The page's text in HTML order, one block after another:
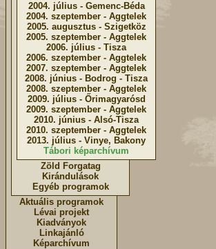
Aktuális programok
Lévai projekt
Kiadványok
Linkajánló
Képarchívum
Zöld Forgatag
Kirándulások
Egyéb programok
2004. július - Gemenc-Béda
2004. szeptember - Aggtelek
2005. augusztus - Szigetköz
2005. szeptember - Aggtelek
2006. július - Tisza
2006. szeptember - Aggtelek
2007. szeptember - Aggtelek
2008. június - Bodrog - Tisza
2008. szeptember - Aggtelek
2009. július - Őrimagyarósd
2009. szeptember - Aggtelek
2010. június - Alsó-Tisza
2010. szeptember - Aggtelek
2013. július - Vinye, Bakony
Tábori képarchívum